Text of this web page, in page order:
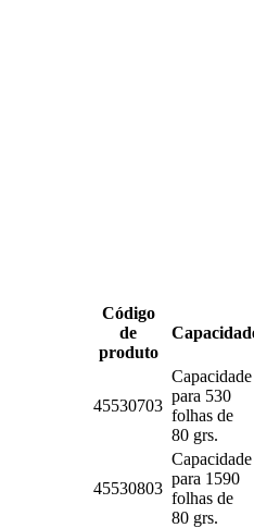
Código
de
produto
45530703
Capacidade
para 530
folhas de
80 grs.
45530803
Capacidade
para 1590
folhas de
80 grs.